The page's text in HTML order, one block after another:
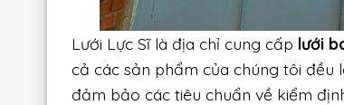
Lưới Lực Sĩ là địa chỉ cung cấp lưới
cả các sản phẩm của chúng tôi đều
đảm bảo các tiêu chuẩn về kiểm